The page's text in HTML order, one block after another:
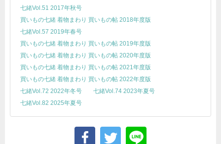
七緒Vol.51 2017年秋号
買いもの七緒 着物まわり 買いもの帖 2018年度版
七緒Vol.57 2019年春号
買いもの七緒 着物まわり 買いもの帖 2019年度版
買いもの七緒 着物まわり 買いもの帖 2020年度版
買いもの七緒 着物まわり 買いもの帖 2021年度版
買いもの七緒 着物まわり 買いもの帖 2022年度版
七緒Vol.72 2022年冬号
七緒Vol.74 2023年夏号
七緒Vol.82 2025年夏号